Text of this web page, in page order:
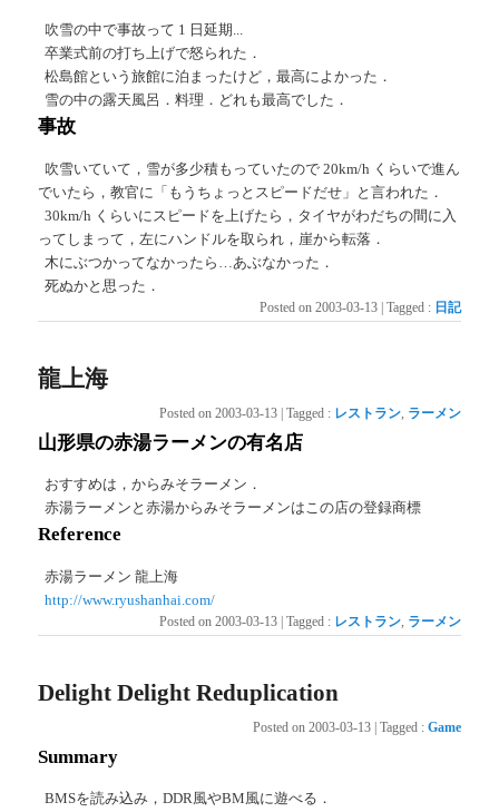
吹雪の中で事故って 1 日延期...
卒業式前の打ち上げで怒られた．
松島館という旅館に泊まったけど，最高によかった．
雪の中の露天風呂．料理．どれも最高でした．
事故
吹雪いていて，雪が多少積もっていたので 20km/h くらいで進ん
でいたら，教官に「もうちょっとスピードだせ」と言われた．
30km/h くらいにスピードを上げたら，タイヤがわだちの間に入
ってしまって，左にハンドルを取られ，崖から転落．
木にぶつかってなかったら…あぶなかった．
死ぬかと思った．
Posted on 2003-03-13 | Tagged : 日記
龍上海
Posted on 2003-03-13 Tagged : レストラン, ラーメン
山形県の赤湯ラーメンの有名店
おすすめは，からみそラーメン．
赤湯ラーメンと赤湯からみそラーメンはこの店の登録商標
Reference
赤湯ラーメン 龍上海
http://www.ryushanhai.com/
Posted on 2003-03-13 Tagged : レストラン, ラーメン
Delight Delight Reduplication
Posted on 2003-03-13 Tagged : Game
Summary
BMSを読み込み，DDR風やBM風に遊べる．